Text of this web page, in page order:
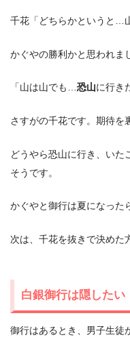
千花「どちらかというと…
かぐやの勝利かと思われま
「山は山でも…恐山に行き
さすがの千花です。期待を
どうやら恐山に行き、いた
そうです。
かぐやと御行は夏になった
次は、千花を抜きで決めた
白銀御行は隠したい
御行はあるとき、男子生徒